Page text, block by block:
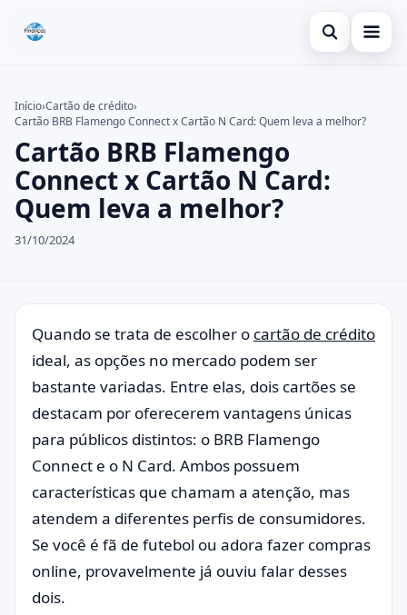
Abrir busca
Cartão de crédito
Dicas
Economia
Buscar no site
Buscar por:
Pressione Enter para buscar ou ESC para fechar.
Início›Cartão de crédito›
Cartão BRB Flamengo Connect x Cartão N Card: Quem leva a melhor?
Cartão BRB Flamengo
Connect x Cartão N Card:
Quem leva a melhor?
31/10/2024
Quando se trata de escolher o cartão de crédito
ideal, as opções no mercado podem ser
bastante variadas. Entre elas, dois cartões se
destacam por oferecerem vantagens únicas
para públicos distintos: o BRB Flamengo
Connect e o N Card. Ambos possuem
características que chamam a atenção, mas
atendem a diferentes perfis de consumidores.
Se você é fã de futebol ou adora fazer compras
online, provavelmente já ouviu falar desses
dois.